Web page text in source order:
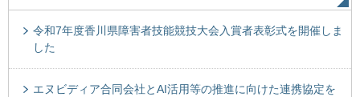
令和7年度香川県障害者技能競技大会入賞者表彰式を開催しま
した
エヌビディア合同会社とAI活用等の推進に向けた連携協定を